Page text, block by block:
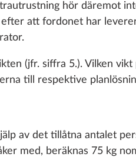
use of our website and
into account
consent by clicking on
for the future. You can
KNOTT
13
hör däremot
att fordonet har
(jfr. siffra 5.). Vilken
till respektive
av det tillåtna antalet
med, beräknas 75 kg